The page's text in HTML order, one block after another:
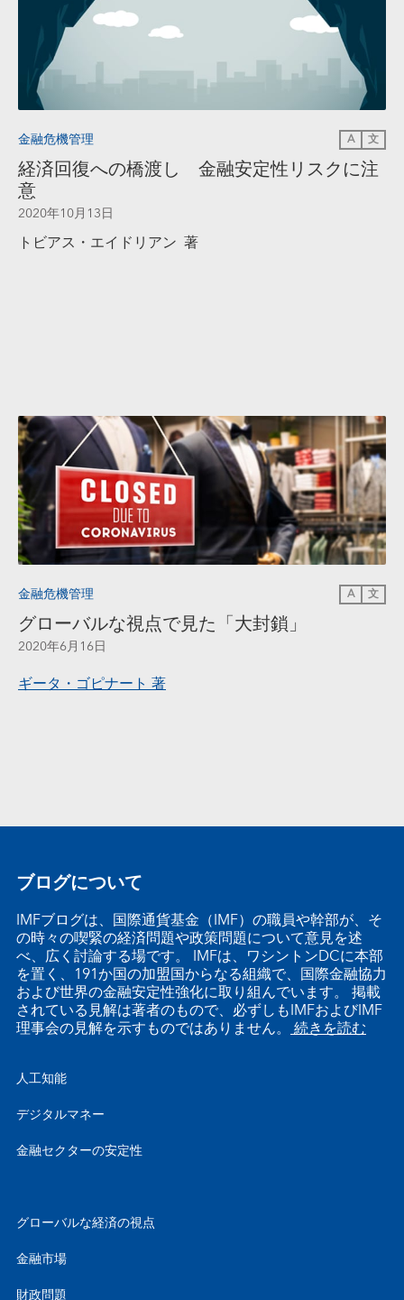
金融危機管理 A 文
経済回復への橋渡し 金融安定性リスクに注
意
2020年10月13日
トビアス・エイドリアン 著
金融危機管理 A 文
グローバルな視点で見た「大封鎖」
2020年6月16日
ギータ・ゴピナート著
ブログについて
IMFブログは、国際通貨基金（IMF）の職員や幹部が、そ
の時々の喫緊の経済問題や政策問題について意見を述
べ、広く討論する場です。 IMFは、ワシントンDCに本部
を置く、191か国の加盟国からなる組織で、国際金融協力
および世界の金融安定性強化に取り組んでいます。 掲載
されている見解は著者のもので、必ずしもIMFおよびIMF
理事会の見解を示すものではありません。 続きを読む
人工知能
デジタルマネー
金融セクターの安定性
グローバルな経済の視点
金融市場